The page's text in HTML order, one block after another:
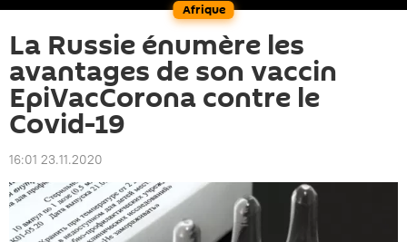
Afrique
La Russie énumère les
avantages de son vaccin
EpiVacCorona contre le
Covid-19
16:01 23.11.2020